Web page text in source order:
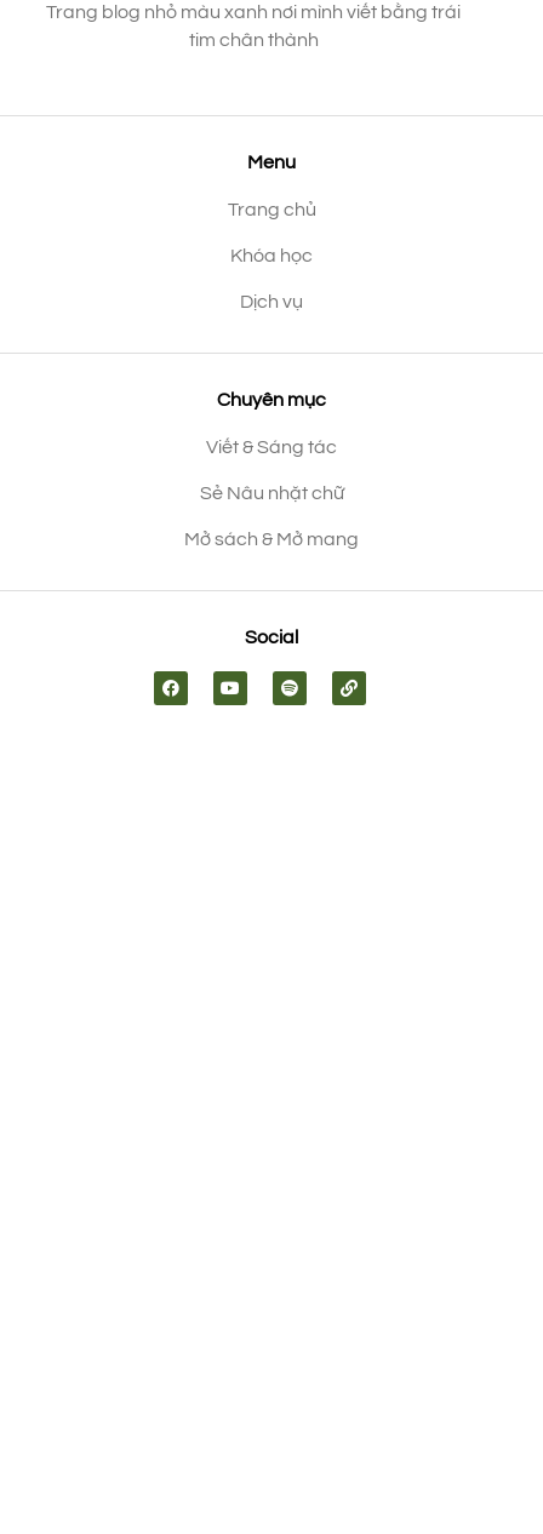
Trang blog nhỏ màu xanh nơi mình viết bằng trái
tim chân thành
Menu
Trang chủ
Khóa học
Dịch vụ
Chuyên mục
Viết & Sáng tác
Sẻ Nâu nhặt chữ
Mở sách & Mở mang
Social